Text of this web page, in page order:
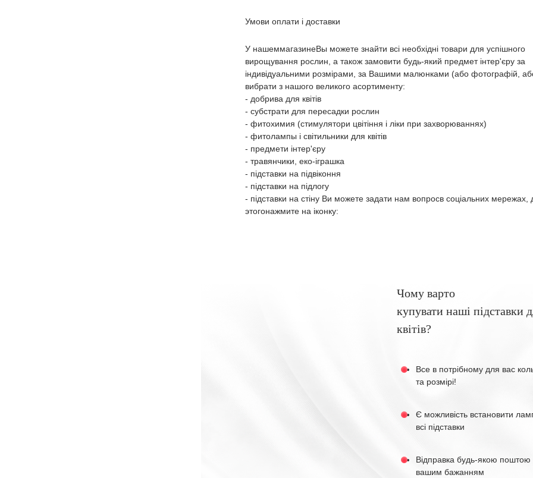
Умови оплати і доставки
У нашеммагазинеВы можете знайти всі необхідні товари для успішного
вирощування рослин, а також замовити будь-який предмет інтер'єру за
індивідуальними розмірами, за Вашими малюнками (або фотографій,
вибрати з нашого великого асортименту:
- добрива для квітів
- субстрати для пересадки рослин
- фитохимия (стимулятори цвітіння і ліки при захворюваннях)
- фитолампы і світильники для квітів
- предмети інтер'єру
- травянчики, еко-іграшка
- підставки на підвіконня
- підставки на підлогу
- підставки на стіну Ви можете задати нам вопросв соціальних мережах,
этогонажмите на іконку:
Чому варто
купувати наші підставки
квітів?
Все в потрібному для вас
та розмірі!
Є можливість встановити
всі підставки
Відправка будь-якою поштою
вашим бажанням